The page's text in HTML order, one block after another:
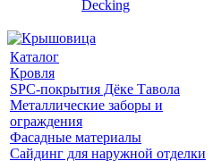
Decking
Каталог
Кровля
SPC-покрытия Дёке Тавола
Металлические заборы и
ограждения
Фасадные материалы
Сайдинг для наружной отделки